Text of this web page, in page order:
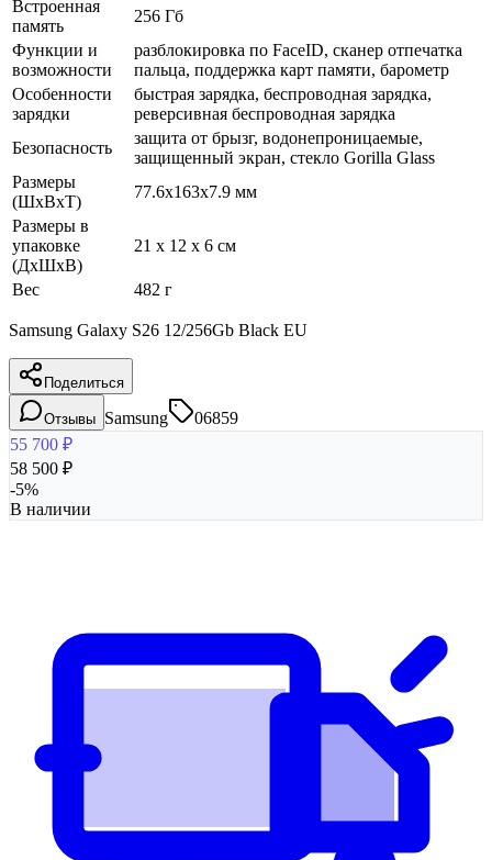
Встроенная
память
256 Гб
Функции и
возможности
разблокировка по FaceID, сканер отпечатка
пальца, поддержка карт памяти, барометр
Особенности
зарядки
быстрая зарядка, беспроводная зарядка,
реверсивная беспроводная зарядка
Безопасность
защита от брызг, водонепроницаемые,
защищенный экран, cтекло Gorilla Glass
Размеры
(ШхВхТ)
77.6x163x7.9 мм
Размеры в
упаковке
(ДхШхВ)
21 x 12 x 6 см
Вес 482 г
Samsung Galaxy S26 12/256Gb Black EU
Поделиться
Отзывы Samsung
06859
55 700 ₽
58 500 ₽
-5%
В наличии